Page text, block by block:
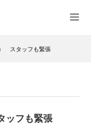
スタッフも緊張
ッフも緊張